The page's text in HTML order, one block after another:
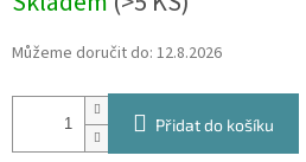
cena:
Můžeme doručit do: 12.8.2026
Přidat do košíku